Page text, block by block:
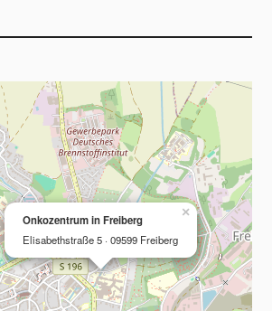
Onkozentrum in Freiberg
Elisabethstraße 5 · 09599 Freiberg
×